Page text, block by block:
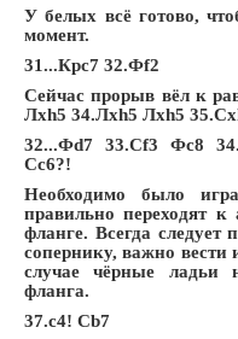
У белых всё готово,
момент.
31...Крc7 32.Фf2
Сейчас прорыв вёл к
Лxh5 34.Лxh5 Лxh5
32...Фd7 33.Сf3 Фc8
Сc6?!
Необходимо было
правильно переходят
фланге. Всегда следует
сопернику, важно
случае чёрные ладьи
фланга.
37.c4! Сb7